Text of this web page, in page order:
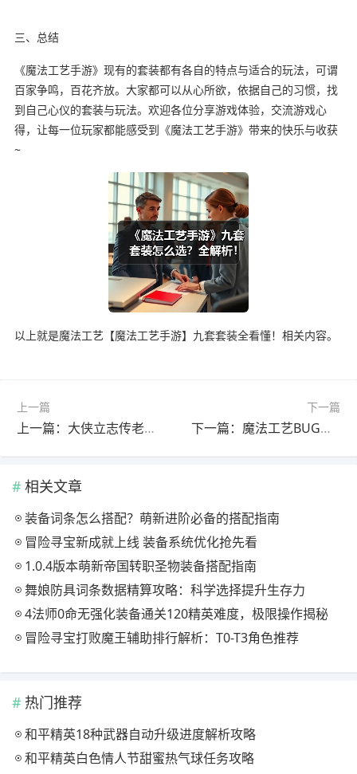
三、总结
《魔法工艺手游》现有的套装都有各自的特点与适合的玩法，可谓
百家争鸣，百花齐放。大家都可以从心所欲，依据自己的习惯，找
到自己心仪的套装与玩法。欢迎各位分享游戏体验，交流游戏心
得，让每一位玩家都能感受到《魔法工艺手游》带来的快乐与收获
~
以上就是魔法工艺【魔法工艺手游】九套套装全看懂！相关内容。
上一篇
上一篇：大侠立志传老头燕歌行：属性逆天却难破天塔？
下一篇
下一篇：魔法工艺BUG反馈全攻略：玩家必看问题提交指南
相关文章
装备词条怎么搭配？萌新进阶必备的搭配指南
冒险寻宝新成就上线 装备系统优化抢先看
1.0.4版本萌新帝国转职圣物装备搭配指南
舞娘防具词条数据精算攻略：科学选择提升生存力
4法师0命无强化装备通关120精英难度，极限操作揭秘
冒险寻宝打败魔王辅助排行解析：T0-T3角色推荐
热门推荐
和平精英18种武器自动升级进度解析攻略
和平精英白色情人节甜蜜热气球任务攻略